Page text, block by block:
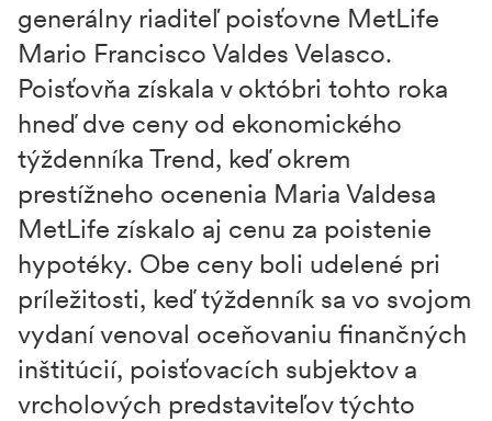
generálny riaditeľ poisťovne MetLife
Mario Francisco Valdes Velasco.
Poisťovňa získala v októbri tohto roka
hneď dve ceny od ekonomického
týždenníka Trend, keď okrem
prestížneho ocenenia Maria Valdesa
MetLife získalo aj cenu za poistenie
hypotéky. Obe ceny boli udelené pri
príležitosti, keď týždenník sa vo svojom
vydaní venoval oceňovaniu finančných
inštitúcií, poisťovacích subjektov a
vrcholových predstaviteľov týchto